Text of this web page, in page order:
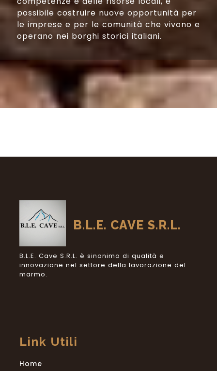
possibile costruire nuove opportunità per
le imprese e per le comunità che vivono e
operano nei borghi storici italiani.
B.L.E. CAVE S.R.L.
B.L.E. Cave S.R.L. è sinonimo di qualità e
innovazione nel settore della lavorazione del
marmo.
Link Utili
Home